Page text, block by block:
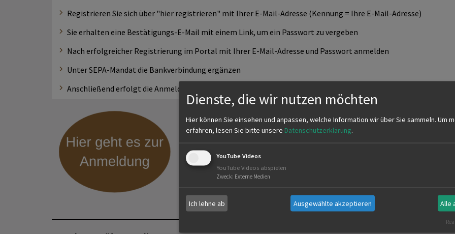
Registrieren Sie sich über "hier registrieren" mit Ihrer E-Mail-Adresse (Kennung = Ihre E-Mail-Adresse)
Sie erhalten eine Bestätigungs-E-Mail mit einem Link, um ein Passwort zu vergeben
Nach erfolgreicher Registrierung im Portal mit Ihrer E-Mail-Adresse und Passwort anmelden
Unter SEPA-Mandat die Bankverbindung ergänzen
Anschließend erfolgt die Anmeldung zur Jägerprüfung über "Antrag auf Zulassung zur Jägerprüfung"
Dienste, die wir nutzen möchten
Hier können Sie einsehen und anpassen, welche Information wir über Sie sammeln. Um
erfahren, lesen Sie bitte unsere Datenschutzerklärung.
YouTube Videos
YouTube Videos abspielen
Zweck: Externe Medien
Ich lehne ab Ausgewählte akzeptieren Alle